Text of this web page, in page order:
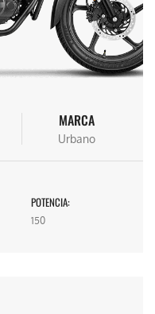
MARCA
Urbano
POTENCIA:
150